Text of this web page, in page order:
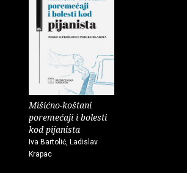
Mišićno-koštani
poremećaji i bolesti
kod pijanista
Iva Bartolić, Ladislav
Krapac